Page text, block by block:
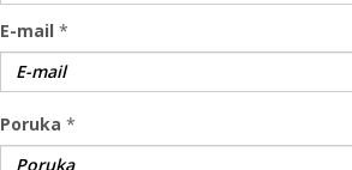
E-mail *
Poruka *